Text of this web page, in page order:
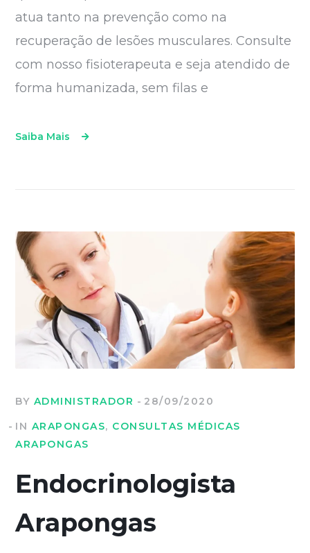
atua tanto na prevenção como na
recuperação de lesões musculares. Consulte
com nosso fisioterapeuta e seja atendido de
forma humanizada, sem filas e
Saiba Mais
BY ADMINISTRADOR
28/09/2020
IN ARAPONGAS, CONSULTAS MÉDICAS
ARAPONGAS
Endocrinologista
Arapongas